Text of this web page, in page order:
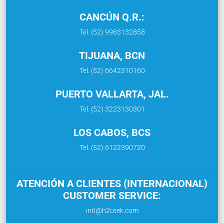
CANCÚN Q.R.:
Tel. (52) 9983132858
TIJUANA, BCN
Tel. (52) 6642310160
PUERTO VALLARTA, JAL.
Tel. (52) 3223130301
LOS CABOS, BCS
Tel. (52) 6122390720
ATENCIÓN A CLIENTES (INTERNACIONAL)
CUSTOMER SERVICE:
intl@h2otek.com